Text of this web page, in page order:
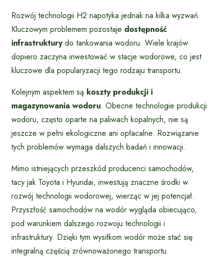
Rozwój technologii H2 napotyka jednak na kilka wyzwań.
Kluczowym problemem pozostaje dostępność
infrastrukturydo tankowania wodoru. Wiele krajów
dopiero zaczyna inwestować w stacje wodorowe, co jest
kluczowe dla popularyzacji tego rodzaju transportu.
Kolejnym aspektem są koszty produkcji i
magazynowania wodoru. Obecne technologie produkcji
wodoru, często oparte na paliwach kopalnych, nie są
jeszcze w pełni ekologiczne ani opłacalne. Rozwiązanie
tych problemów wymaga dalszych badań i innowacji.
Mimo istniejących przeszkód producenci samochodów,
tacy jak Toyota i Hyundai, inwestują znaczne środki w
rozwój technologii wodorowej, wierząc w jej potencjał.
Przyszłość samochodów na wodór wygląda obiecująco,
pod warunkiem dalszego rozwoju technologii i
infrastruktury. Dzięki tym wysiłkom wodór może stać się
integralną częścią zrównoważonego transportu.